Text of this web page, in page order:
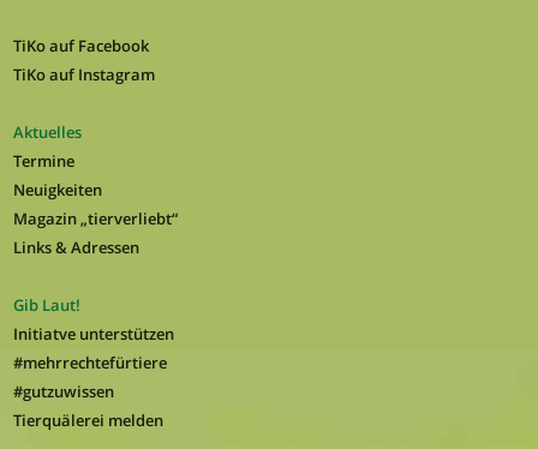
TiKo auf Facebook
TiKo auf Instagram
Aktuelles
Termine
Neuigkeiten
Magazin „tierverliebt“
Links & Adressen
Gib Laut!
Initiatve unterstützen
#mehrrechtefürtiere
#gutzuwissen
Tierquälerei melden